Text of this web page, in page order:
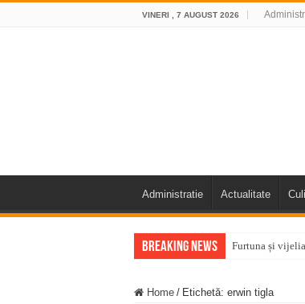
VINERI , 7 AUGUST 2026
Administratie Actualitate
Breaking News Furtuna și
ANUNŢ
Home / Etichetă: erwin tigla